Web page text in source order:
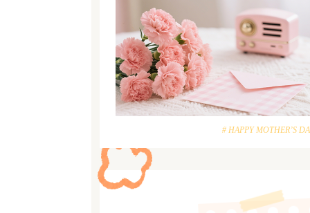
# HAPPY MOTHER’S